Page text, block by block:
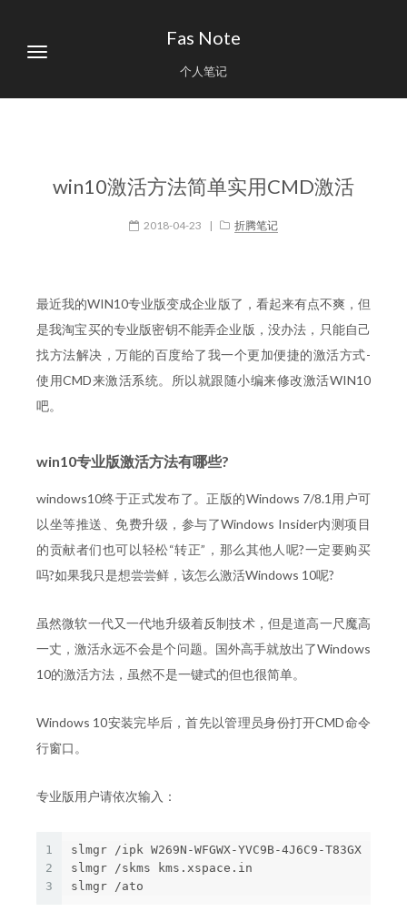
Fas Note
个人笔记
win10激活方法简单实用CMD激活
2018-04-23 | 折腾笔记
最近我的WIN10专业版变成企业版了，看起来有点不爽，但
是我淘宝买的专业版密钥不能弄企业版，没办法，只能自己
找方法解决，万能的百度给了我一个更加便捷的激活方式-
使用CMD来激活系统。所以就跟随小编来修改激活WIN10
吧。
win10专业版激活方法有哪些?
windows10终于正式发布了。正版的Windows 7/8.1用户可
以坐等推送、免费升级，参与了Windows Insider内测项目
的贡献者们也可以轻松“转正”，那么其他人呢?一定要购买
吗?如果我只是想尝尝鲜，该怎么激活Windows 10呢?
虽然微软一代又一代地升级着反制技术，但是道高一尺魔高
一丈，激活永远不会是个问题。国外高手就放出了Windows
10的激活方法，虽然不是一键式的但也很简单。
Windows 10安装完毕后，首先以管理员身份打开CMD命令
行窗口。
专业版用户请依次输入：
1
2
3
slmgr /ipk W269N-WFGWX-YVC9B-4J6C9-T83GX
slmgr /skms kms.xspace.in